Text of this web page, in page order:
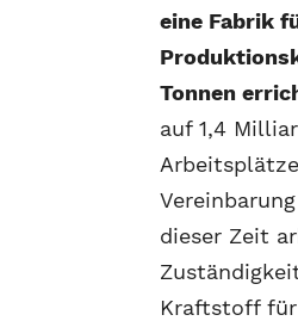
eine Fabrik
Tonnen
auf 1,4
dieser Zeit
Kraftstoff